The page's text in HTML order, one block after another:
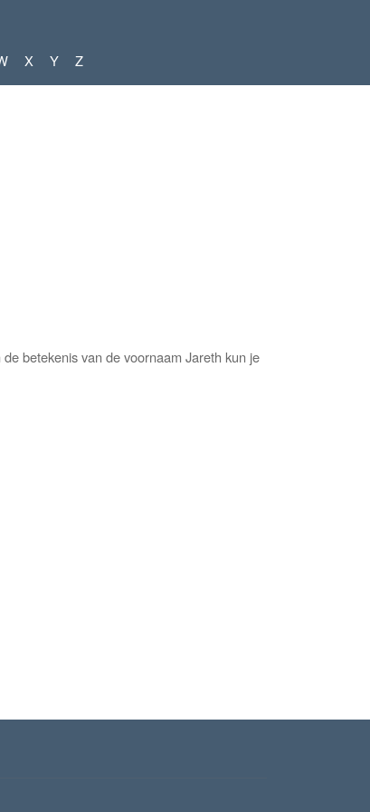
X Y Z
betekenis van de voornaam Jareth kun je